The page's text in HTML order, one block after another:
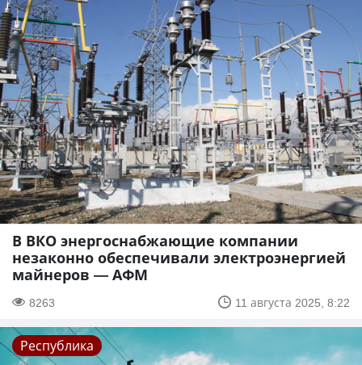
В ВКО энергоснабжающие компании
незаконно обеспечивали электроэнергией
майнеров — АФМ
8263 11 августа 2025, 8:22
Республика